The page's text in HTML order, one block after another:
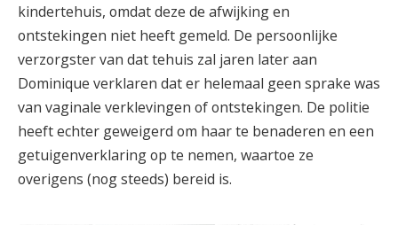
kindertehuis, omdat deze de afwijking en
ontstekingen niet heeft gemeld. De persoonlijke
verzorgster van dat tehuis zal jaren later aan
Dominique verklaren dat er helemaal geen sprake was
van vaginale verklevingen of ontstekingen. De politie
heeft echter geweigerd om haar te benaderen en een
getuigenverklaring op te nemen, waartoe ze
overigens (nog steeds) bereid is.